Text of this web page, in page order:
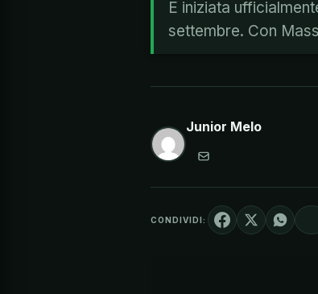
È iniziata
settembre. Con
Junior Melo
CONDIVIDI: